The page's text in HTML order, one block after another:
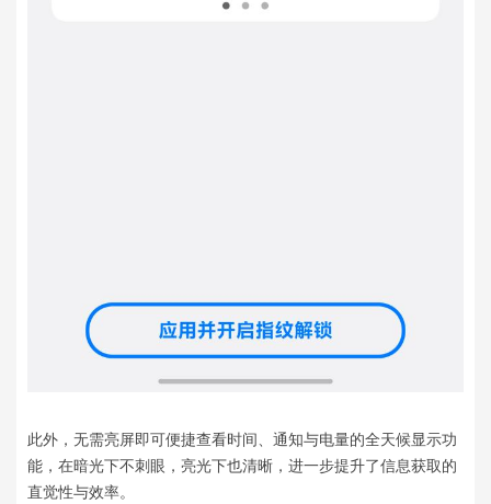
此外，无需亮屏即可便捷查看时间、通知与电量的全天候显示功
能，在暗光下不刺眼，亮光下也清晰，进一步提升了信息获取的
直觉性与效率。